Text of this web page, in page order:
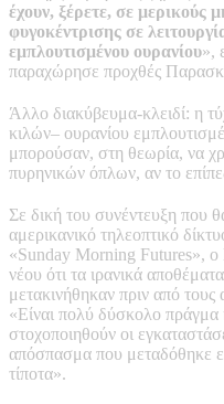
έχουν, ξέρετε, σε μερικούς
φυγοκέντρισης σε
εμπλουτισμένου ουρανίου»,
παραχώρησε προχθές
Άλλο διακύβευμα-κλειδί: η
κιλών– ουρανίου
μπορούσαν, στη θεωρία, να
πυρηνικών όπλων, αν το
Σε δική του συνέντευξη που
αμερικανικό τηλεοπτικό
«Sunday Morning Futures», ο
νέου ότι τα ιρανικά
μετακινήθηκαν πριν από
«Είναι πολύ δύσκολο πράγμα
στοχοποιηθούν οι
απόσπασμα που μεταδόθηκε
τίποτα».